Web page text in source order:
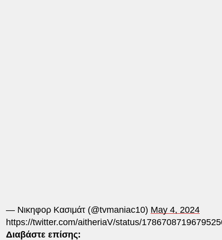
— Νικηφορ Κασιμάτ (@tvmaniac10) May 4, 2024
https://twitter.com/aitheriaV/status/
Διαβάστε επίσης: